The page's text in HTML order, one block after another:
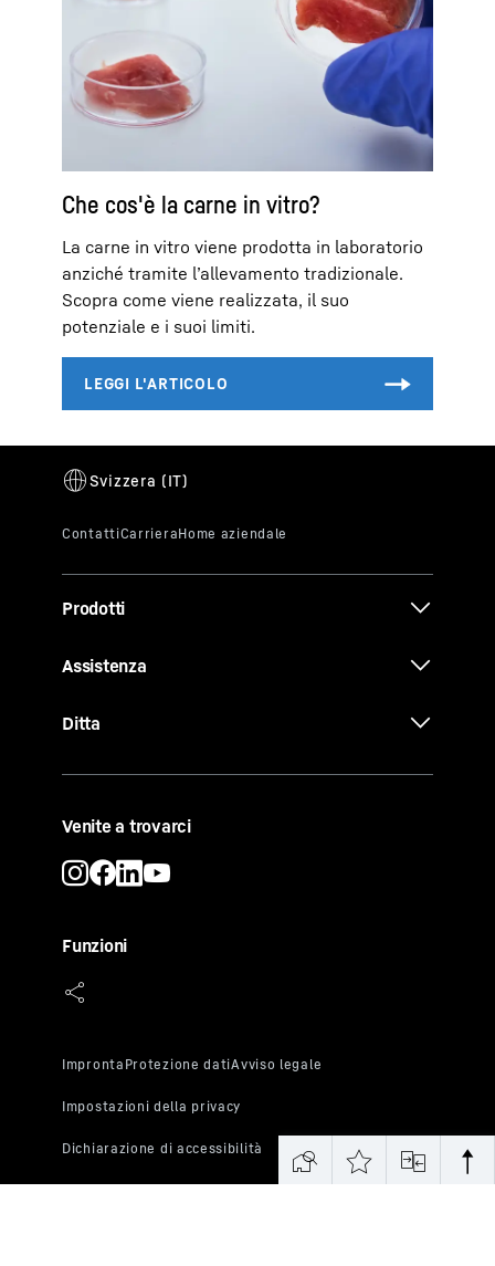
Che cos'è la carne in vitro?
La carne in vitro viene prodotta in laboratorio
anziché tramite l’allevamento tradizionale.
Scopra come viene realizzata, il suo
potenziale e i suoi limiti.
Prodotti
Assistenza
Ditta
Venite a trovarci
Funzioni